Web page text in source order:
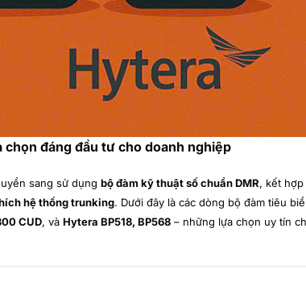
đáng đầu tư cho doanh nghiệp
sang sử dụng bộ đàm kỹ thuật số chuẩn DMR, kết hợp
hệ thống trunking. Dưới đây là các dòng bộ đàm tiêu
CUD, và Hytera BP518, BP568 – những lựa chọn uy tín